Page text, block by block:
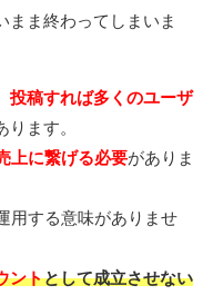
まま終わってしまいま
投稿すれば多くのユーザ
ります。
上に繋げる必要がありま
用する意味がありませ
ントとして成立させない